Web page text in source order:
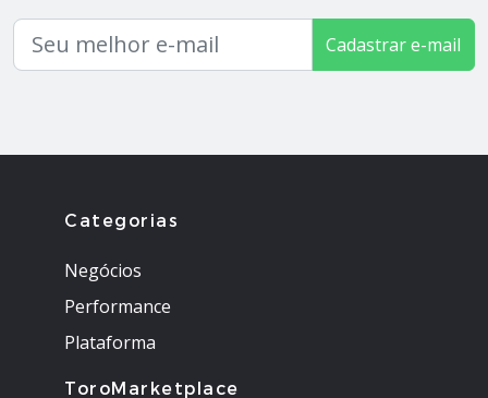
Cadastrar e-mail
Categorias
Negócios
Performance
Plataforma
ToroMarketplace